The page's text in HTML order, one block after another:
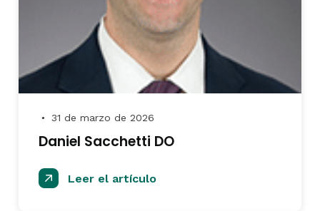
● 31 de marzo de 2026
Daniel Sacchetti DO
Leer el artículo